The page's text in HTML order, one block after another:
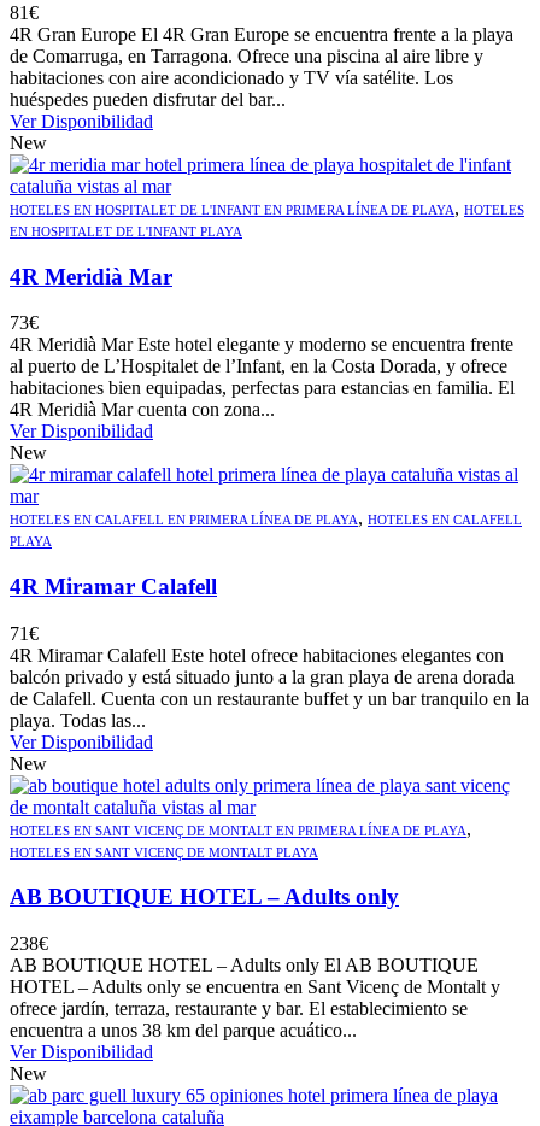
81€
4R Gran Europe El 4R Gran Europe se encuentra frente a la playa
de Comarruga, en Tarragona. Ofrece una piscina al aire libre y
habitaciones con aire acondicionado y TV vía satélite. Los
huéspedes pueden disfrutar del bar...
Ver Disponibilidad
New
HOTELES EN HOSPITALET DE L'INFANT EN PRIMERA LÍNEA DE PLAYA, HOTELES
EN HOSPITALET DE L'INFANT PLAYA
4R Meridià Mar
73€
4R Meridià Mar Este hotel elegante y moderno se encuentra frente
al puerto de L’Hospitalet de l’Infant, en la Costa Dorada, y ofrece
habitaciones bien equipadas, perfectas para estancias en familia. El
4R Meridià Mar cuenta con zona...
Ver Disponibilidad
New
HOTELES EN CALAFELL EN PRIMERA LÍNEA DE PLAYA, HOTELES EN CALAFELL
PLAYA
4R Miramar Calafell
71€
4R Miramar Calafell Este hotel ofrece habitaciones elegantes con
balcón privado y está situado junto a la gran playa de arena dorada
de Calafell. Cuenta con un restaurante buffet y un bar tranquilo en la
playa. Todas las...
Ver Disponibilidad
New
HOTELES EN SANT VICENÇ DE MONTALT EN PRIMERA LÍNEA DE PLAYA,
HOTELES EN SANT VICENÇ DE MONTALT PLAYA
AB BOUTIQUE HOTEL – Adults only
238€
AB BOUTIQUE HOTEL – Adults only El AB BOUTIQUE
HOTEL – Adults only se encuentra en Sant Vicenç de Montalt y
ofrece jardín, terraza, restaurante y bar. El establecimiento se
encuentra a unos 38 km del parque acuático...
Ver Disponibilidad
New